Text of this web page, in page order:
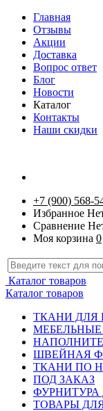
Главная
Отзывы
Акции
Доставка
Вопрос ответ
Блог
Новости
Каталог
Контакты
Наши скидки
+7 (900) 568-
Избранное
Сравнение
Моя корзина 0
Каталог товаров
Каталог товаров
ТКАНИ ДЛЯ
ШВЕЙНАЯ
ТКАНИ ПО
ПОД ЗАКАЗ
ФУРНИТУРА
ТОВАРЫ